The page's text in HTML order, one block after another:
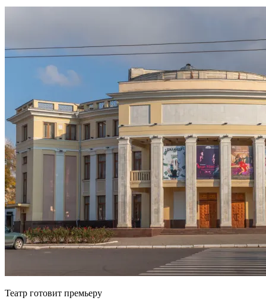
Театр готовит премьеру